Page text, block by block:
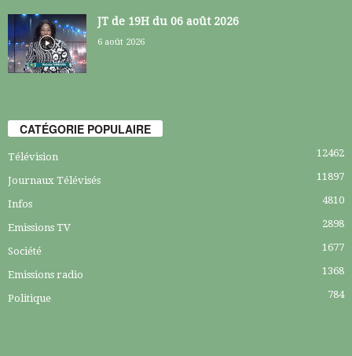
JT de 19H du 06 août 2026
6 août 2026
CATÉGORIE POPULAIRE
Télévision 12462
Journaux Télévisés 11897
Infos 4810
Emissions TV 2898
Société 1677
Emissions radio 1368
Politique 784